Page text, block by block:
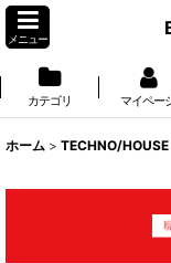
メニュー
カテゴリ マイペー
ホーム > TECHNO/HOUSE